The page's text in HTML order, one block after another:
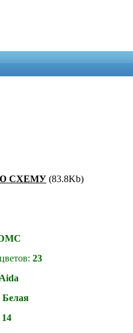
СХЕМУ (83.8Kb)
23
Aida
Белая
14